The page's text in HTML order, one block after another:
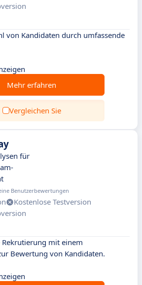
von Kandidaten durch umfassende
Mehr erfahren
Vergleichen Sie
für
Benutzerbewertungen
Kostenlose Testversion
mit einem
Bewertung von Kandidaten.